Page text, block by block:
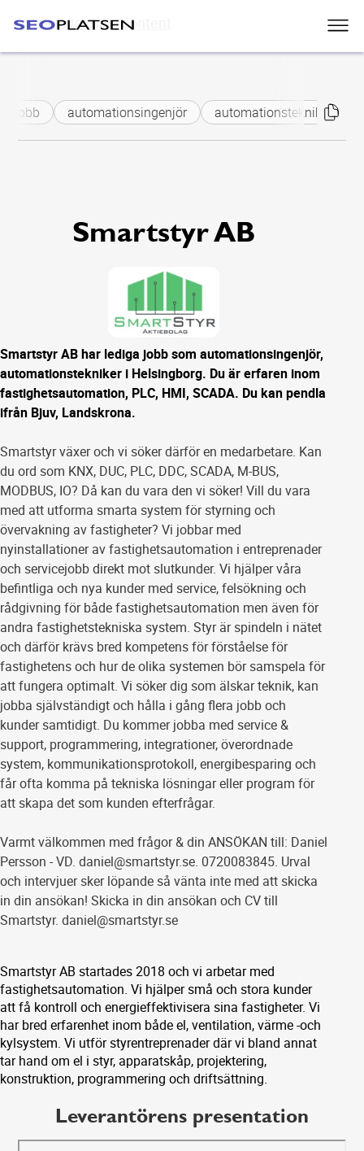
Skip to main content
jobb automationsingenjör automationstekniker
Smartstyr AB
Smartstyr AB har lediga jobb som automationsingenjör,
automationstekniker i Helsingborg. Du är erfaren inom
fastighetsautomation, PLC, HMI, SCADA. Du kan pendla
ifrån Bjuv, Landskrona.
Smartstyr växer och vi söker därför en medarbetare. Kan
du ord som KNX, DUC, PLC, DDC, SCADA, M-BUS,
MODBUS, IO? Då kan du vara den vi söker! Vill du vara
med att utforma smarta system för styrning och
övervakning av fastigheter? Vi jobbar med
nyinstallationer av fastighetsautomation i entreprenader
och servicejobb direkt mot slutkunder. Vi hjälper våra
befintliga och nya kunder med service, felsökning och
rådgivning för både fastighetsautomation men även för
andra fastighetstekniska system. Styr är spindeln i nätet
och därför krävs bred kompetens för förståelse för
fastighetens och hur de olika systemen bör samspela för
att fungera optimalt. Vi söker dig som älskar teknik, kan
jobba självständigt och hålla i gång flera jobb och
kunder samtidigt. Du kommer jobba med service &
support, programmering, integrationer, överordnade
system, kommunikationsprotokoll, energibesparing och
får ofta komma på tekniska lösningar eller program för
att skapa det som kunden efterfrågar.
Varmt välkommen med frågor & din ANSÖKAN till: Daniel
Persson - VD. daniel@smartstyr.se. 0720083845. Urval
och intervjuer sker löpande så vänta inte med att skicka
in din ansökan! Skicka in din ansökan och CV till
Smartstyr. daniel@smartstyr.se
Smartstyr AB startades 2018 och vi arbetar med
fastighetsautomation. Vi hjälper små och stora kunder
att få kontroll och energieffektivisera sina fastigheter. Vi
har bred erfarenhet inom både el, ventilation, värme -och
kylsystem. Vi utför styrentreprenader där vi bland annat
tar hand om el i styr, apparatskåp, projektering,
konstruktion, programmering och driftsättning.
Leverantörens presentation